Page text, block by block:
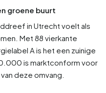
groene buurt
in Utrecht voelt als
Met 88 vierkante
A is het een zuinige
is marktconform voor
van deze omvang.